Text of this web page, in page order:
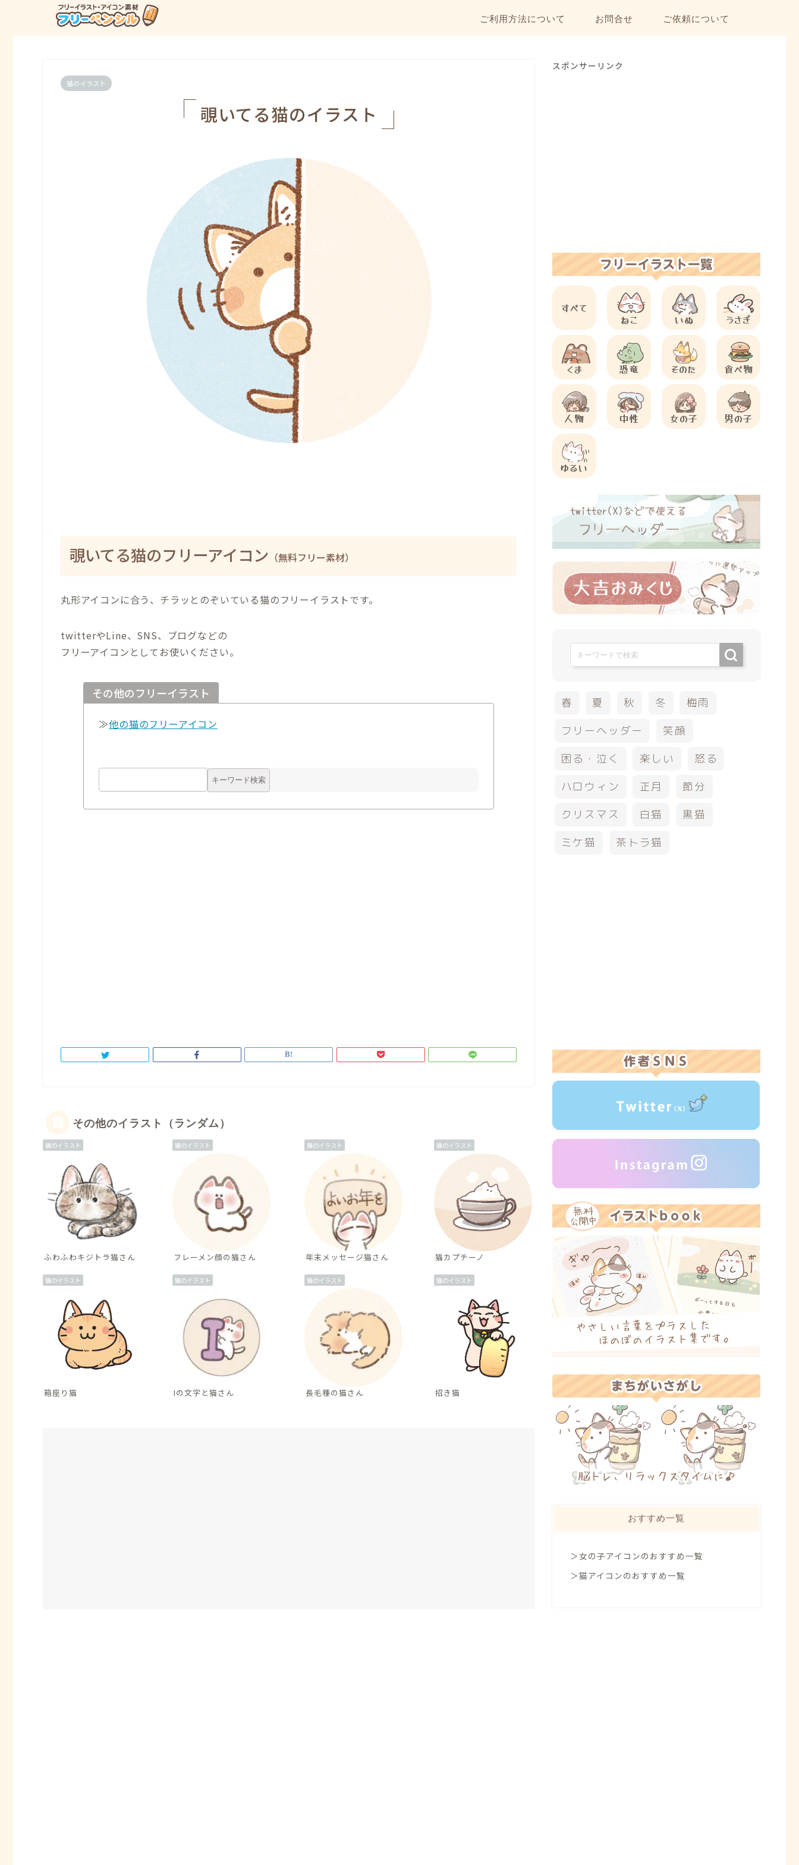
ご利用方法について お問合せ ご依頼について
猫のイラスト
覗いてる猫のイラスト
覗いてる猫のフリーアイコン （無料フリー素材）
丸形アイコンに合う、チラッとのぞいている猫のフリーイラストです。
twitterやLine、SNS、ブログなどの
フリーアイコンとしてお使いください。
その他のフリーイラスト
≫他の猫のフリーアイコン
その他のイラスト（ランダム）
猫のイラスト
ふわふわキジトラ猫さん
猫のイラスト
フレーメン顔の猫さん
猫のイラスト
年末メッセージ猫さん
猫のイラスト
猫カプチーノ
猫のイラスト
箱座り猫
猫のイラスト
Iの文字と猫さん
猫のイラスト
長毛種の猫さん
猫のイラスト
招き猫
スポンサーリンク
すべて
ねこ
いぬ うさぎ
くま 恐竜 そのた 食べ物
人物 中性 女の子 男の子
ゆるい
春 夏 秋 冬
梅雨
フリーヘッダー
笑顔
困る・泣く
楽しい
怒る
ハロウィン
正月
節分
クリスマス
白猫
黒猫
ミケ猫
茶トラ猫
おすすめ一覧
＞女の子アイコンのおすすめ一覧
＞猫アイコンのおすすめ一覧